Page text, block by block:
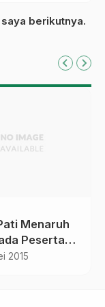
berikutnya.
Menaruh
Peserta
2015